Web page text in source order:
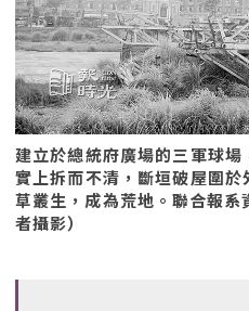
建立於總統府廣場的三軍球
實上拆而不清，斷垣破屋圍
草叢生，成為荒地。聯合報
者攝影）